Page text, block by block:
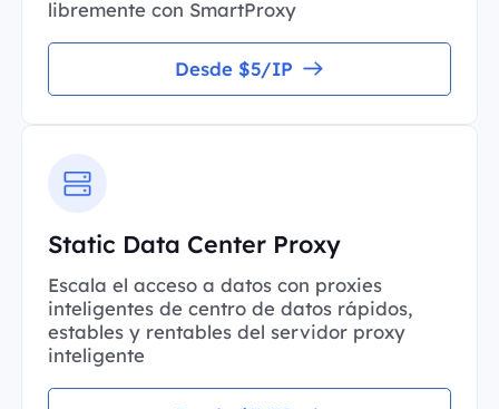
libremente con SmartProxy
Desde $5/IP
Static Data Center Proxy
Escala el acceso a datos con proxies
inteligentes de centro de datos rápidos,
estables y rentables del servidor proxy
inteligente